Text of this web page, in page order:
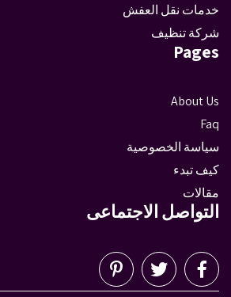
خدمات نقل العفش
شركة تنظيف
Pages
About Us
Faq
سياسة الخصوصية
كيف تبدء
مقالات
التواصل الاجتماعى